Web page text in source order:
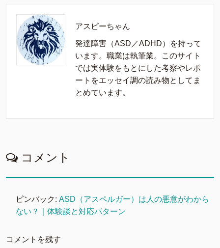
アスピーちゃん
発達障害（ASD／ADHD）を持って
います。職業は執筆業。このサイト
では実体験をもとにした考察やレポ
ートをエッセイ調の読み物としてま
とめています。
コメント
ピンバック: ASD（アスペルガー）は人の悪意がわから
ない？｜体験談と対応パターン
コメントを残す